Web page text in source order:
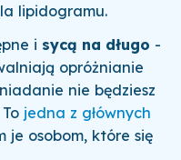
lipidogramu.
i sycą na długo -
opróżnianie
nie będziesz
jedna z głównych
je osobom, które się